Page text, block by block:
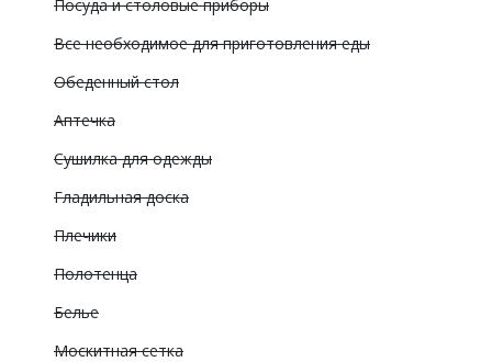
Посуда и столовые приборы
Все необходимое для приготовления еды
Обеденный стол
Аптечка
Сушилка для одежды
Гладильная доска
Плечики
Полотенца
Белье
Москитная сетка